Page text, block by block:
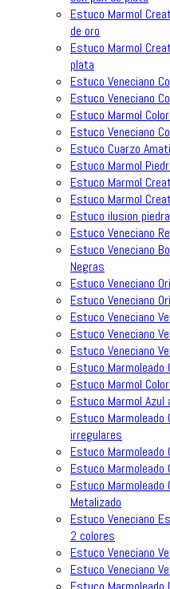
Estuco Marmol
de oro
Estuco Marmol
plata
Estuco Veneciano
Estuco Veneciano
Estuco Marmol
Estuco Veneciano
Estuco Cuarzo
Estuco Marmol
Estuco Marmol
Estuco Marmol
Estuco ilusion
Estuco Veneciano
Estuco Veneciano
Negras
Estuco Veneciano
Estuco Veneciano
Estuco Veneciano
Estuco Veneciano
Estuco Veneciano
Estuco Marmoleado
Estuco Marmol
Estuco Marmol
Estuco
irregulares
Estuco Marmoleado
Estuco Marmoleado
Estuco Marmoleado
Metalizado
Estuco Veneciano
2 colores
Estuco Veneciano
Estuco Veneciano